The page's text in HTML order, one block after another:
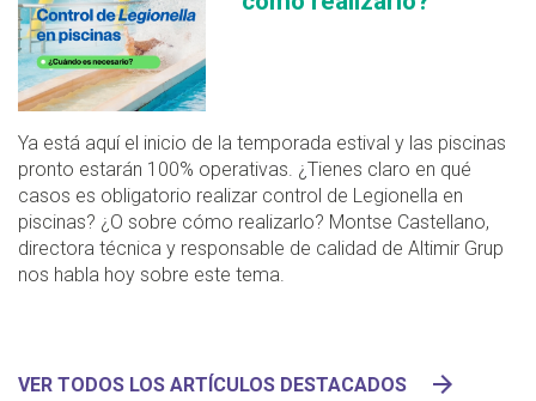
Ya está aquí el inicio de la temporada estival y las piscinas
pronto estarán 100% operativas. ¿Tienes claro en qué
casos es obligatorio realizar control de Legionella en
piscinas? ¿O sobre cómo realizarlo? Montse Castellano,
directora técnica y responsable de calidad de Altimir Grup
nos habla hoy sobre este tema.
VER TODOS LOS ARTÍCULOS DESTACADOS